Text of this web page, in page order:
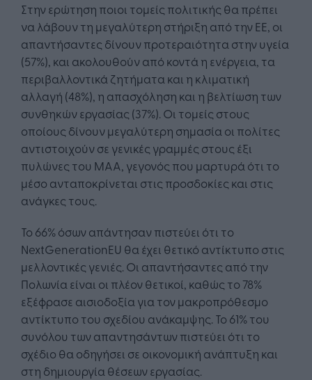
Στην ερώτηση ποιοι τομείς πολιτικής θα πρέπει
να λάβουν τη μεγαλύτερη στήριξη από την ΕΕ, οι
απαντήσαντες δίνουν προτεραιότητα στην υγεία
(57%), και ακολουθούν από κοντά η ενέργεια, τα
περιβαλλοντικά ζητήματα και η κλιματική
αλλαγή (48%), η απασχόληση και η βελτίωση των
συνθηκών εργασίας (37%). Οι τομείς στους
οποίους δίνουν μεγαλύτερη σημασία οι πολίτες
αντιστοιχούν σε γενικές γραμμές στους έξι
πυλώνες του ΜΑΑ, γεγονός που μαρτυρά ότι το
μέσο ανταποκρίνεται στις προσδοκίες και στις
ανάγκες τους.
Το 66% όσων απάντησαν πιστεύει ότι το
NextGenerationEU θα έχει θετικό αντίκτυπο στις
μελλοντικές γενιές. Οι απαντήσαντες από την
Πολωνία είναι οι πλέον θετικοί, καθώς το 78%
εξέφρασε αισιοδοξία για τον μακροπρόθεσμο
αντίκτυπο του σχεδίου ανάκαμψης. Το 61% του
συνόλου των απαντησάντων πιστεύει ότι το
σχέδιο θα οδηγήσει σε οικονομική ανάπτυξη και
στη δημιουργία θέσεων εργασίας.